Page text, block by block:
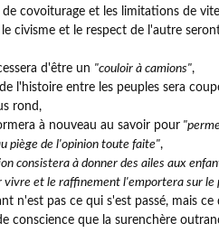
de covoiturage et les limitations de
civisme et le respect de l'autre
d'être un "couloir à camions",
l'histoire entre les peuples sera
rond,
à nouveau au savoir pour
piège de l'opinion toute faite",
consistera à donner des ailes aux
vivre et le raffinement l'emportera sur
n'est pas ce qui s'est passé, mais ce
conscience que la surenchère